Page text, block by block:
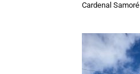
Cardenal Samoré